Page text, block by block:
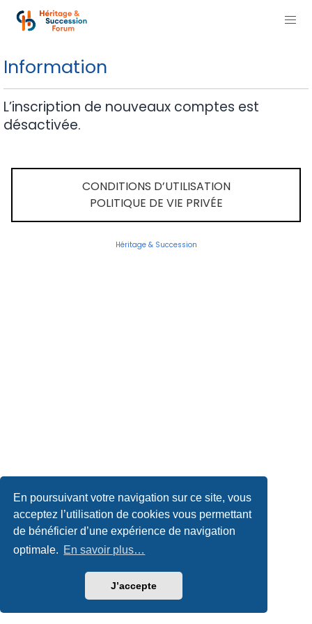
En poursuivant votre navigation sur ce site, vous
acceptez l’utilisation de cookies vous permettant
de bénéficier d’une expérience de navigation
optimale. En savoir plus…
J’accepte
Information
L’inscription de nouveaux comptes est
désactivée.
CONDITIONS D’UTILISATION
POLITIQUE DE VIE PRIVÉE
Héritage & Succession